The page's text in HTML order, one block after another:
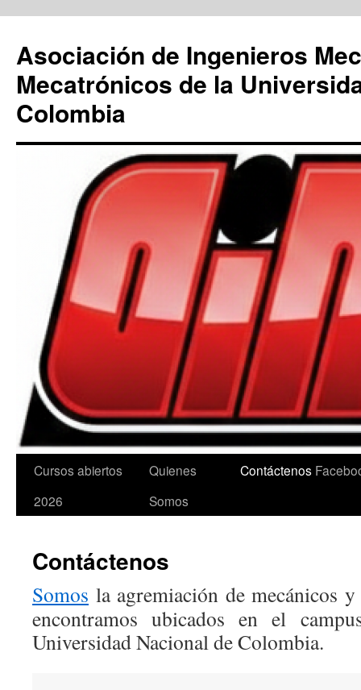
contenido
Asociación de Ingenieros
Mecatrónicos de la
Colombia
Cursos abiertos
2026
Quienes
Somos
Contáctenos
Contáctenos
Somos la agremiación de mecánicos
encontramos ubicados en el
Universidad Nacional de Colombia.